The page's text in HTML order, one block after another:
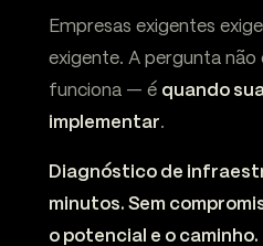
Empresas exigentes
exigente. A pergunta não
funciona — é quando
implementar.
Diagnóstico de
minutos. Sem
o potencial e o caminho.